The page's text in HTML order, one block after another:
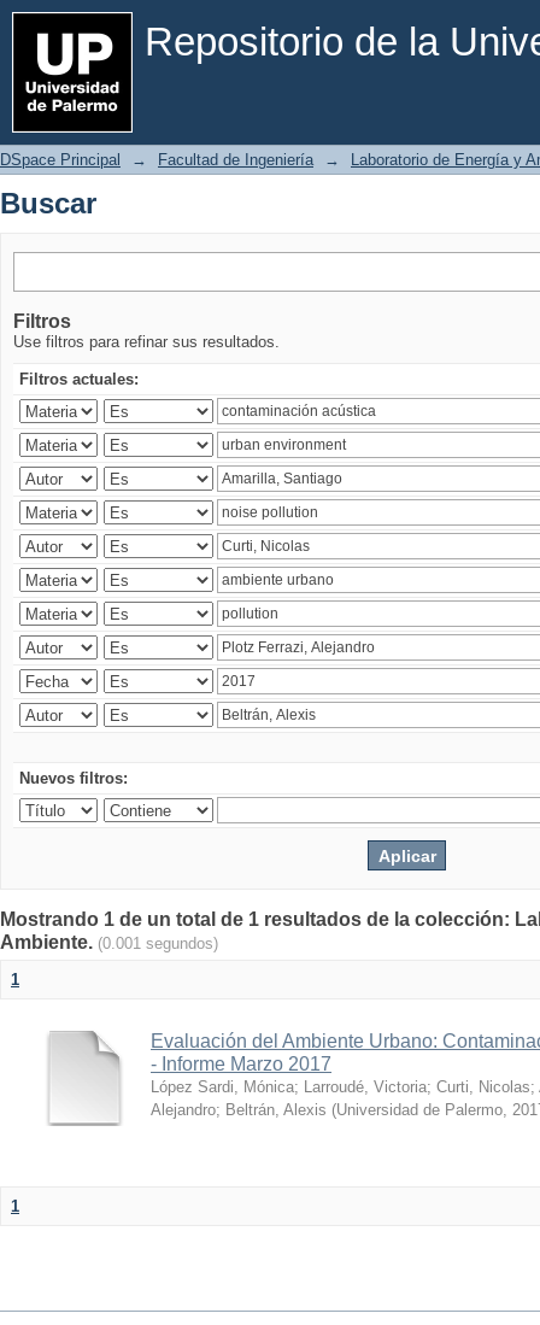
Repositorio de la
Buscar
DSpace Principal → Facultad de Ingeniería → Laboratorio de Energía y
Buscar
Filtros
Use filtros para refinar sus resultados.
Filtros actuales:
Nuevos filtros:
Mostrando 1 de un total de 1 resultados de la colección:
Ambiente. (0.001 segundos)
1
Evaluación del Ambiente Urbano:
- Informe Marzo 2017
López Sardi, Mónica; Larroudé, Victoria; Curti, Nicolas;
Alejandro; Beltrán, Alexis (Universidad de Palermo,
1